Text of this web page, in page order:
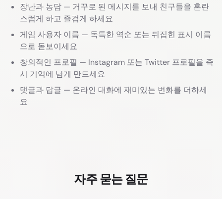
장난과 농담 — 거꾸로 된 메시지를 보내 친구들을 혼란
스럽게 하고 즐겁게 하세요
게임 사용자 이름 — 독특한 역순 또는 뒤집힌 표시 이름
으로 돋보이세요
창의적인 프로필 — Instagram 또는 Twitter 프로필을 즉
시 기억에 남게 만드세요
댓글과 답글 — 온라인 대화에 재미있는 변화를 더하세
요
자주 묻는 질문